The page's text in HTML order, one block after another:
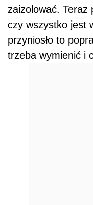
zaizolować. Teraz
czy wszystko jest
przyniosło to
trzeba wymienić i